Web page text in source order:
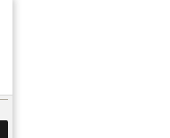
RECHERCHE